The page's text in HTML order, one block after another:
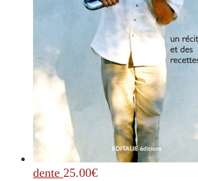
dente 25.00€